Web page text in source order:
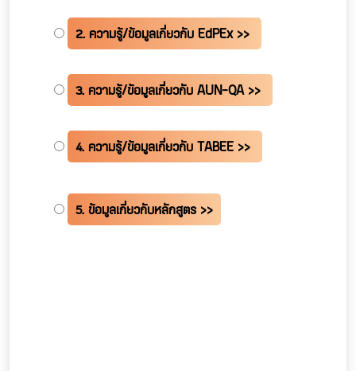
2. ความรู้/ข้อมูลเกี่ยวกับ EdPEx >>
3. ความรู้/ข้อมูลเกี่ยวกับ AUN-QA >>
4. ความรู้/ข้อมูลเกี่ยวกับ TABEE >>
5. ข้อมูลเกี่ยวกับหลักสูตร >>